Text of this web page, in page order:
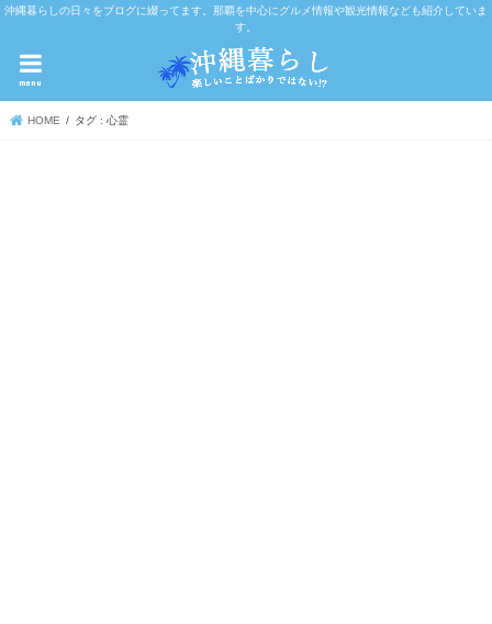
沖縄暮らしの日々をブログに綴ってます。那覇を中心にグルメ情報や観光情報なども紹介していま
す。
menu
HOME タグ : 心霊